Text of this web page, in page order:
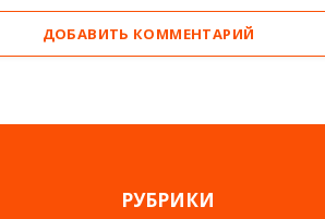
ДОБАВИТЬ КОММЕНТАРИЙ
РУБРИКИ